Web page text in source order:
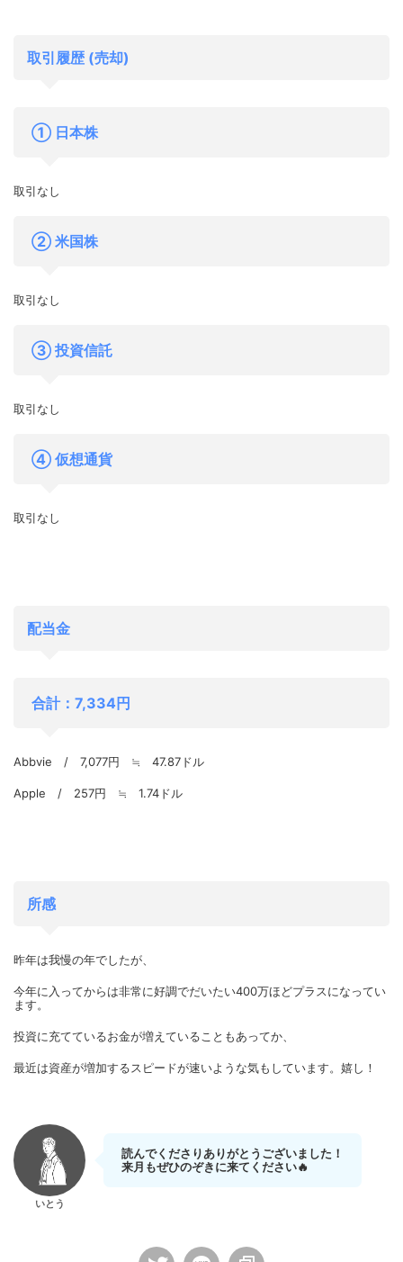
取引履歴 (売却)
① 日本株
取引なし
② 米国株
取引なし
③ 投資信託
取引なし
④ 仮想通貨
取引なし
配当金
合計：7,334円
Abbvie / 7,077円 ≒ 47.87ドル
Apple / 257円 ≒ 1.74ドル
所感
昨年は我慢の年でしたが、
今年に入ってからは非常に好調でだいたい400万ほどプラスになってい
ます。
投資に充てているお金が増えていることもあってか、
最近は資産が増加するスピードが速いような気もしています。嬉し！
いとう
読んでくださりありがとうございました！
来月もぜひのぞきに来てください🔥